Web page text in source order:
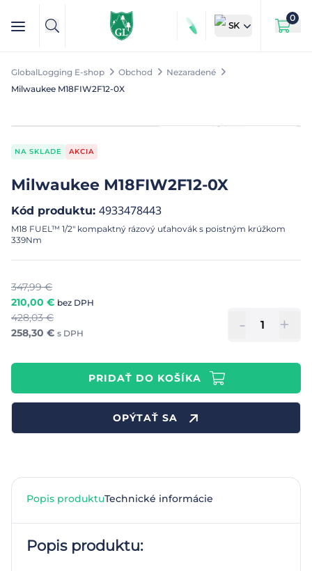
SK
0
GlobalLogging E-shop Obchod
Nezaradené
Milwaukee M18FIW2F12-0X
NA SKLADE AKCIA
Milwaukee M18FIW2F12-0X
Kód produktu: 4933478443
M18 FUEL™ 1/2″ kompaktný rázový uťahovák s poistným krúžkom
339Nm
347,99€
210,00 € bez DPH
428,03€
258,30 € s DPH - +
PRIDAŤ DO KOŠÍKA
OPÝTAŤ SA
Popis produktuTechnické informácie
Popis produktu: